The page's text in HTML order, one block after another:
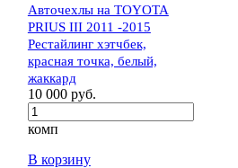
Авточехлы на TOYOTA
PRIUS III 2011 -2015
Рестайлинг хэтчбек,
красная точка, белый,
жаккард
10 000 руб.
комп
В корзину